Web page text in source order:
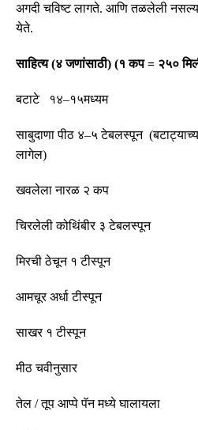
अगदी चविष्ट लागते. आणि तळलेली
येते.
साहित्य(४ जणांसाठी) (१ कप= २५०
बटाटे १४–१५मध्यम
साबुदाणा पीठ ४–५ टेबलस्पून (
लागेल)
खवलेला नारळ २ कप
चिरलेली कोथिंबीर ३ टेबलस्पून
मिरची ठेचून १ टीस्पून
आमचूर अर्धा टीस्पून
साखर १ टीस्पून
मीठ चवीनुसार
तेल /तूप आप्पे पॅन मध्ये घालायला